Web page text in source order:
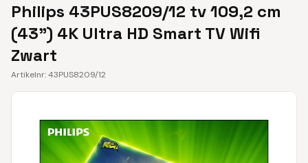
Philips 43PUS8209/12 tv 109,2 cm
(43") 4K Ultra HD Smart TV Wifi
Zwart
Artikelnr:43PUS8209/12